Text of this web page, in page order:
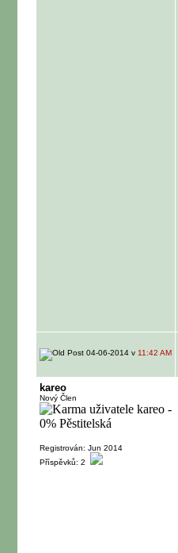
04-06-2014 v 11:42 AM
kareo
Nový Člen
Registrován: Jun 2014
Příspěvků: 2